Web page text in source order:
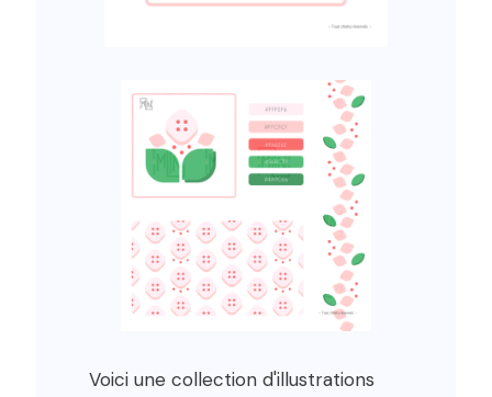
Voici une collection d'illustrations